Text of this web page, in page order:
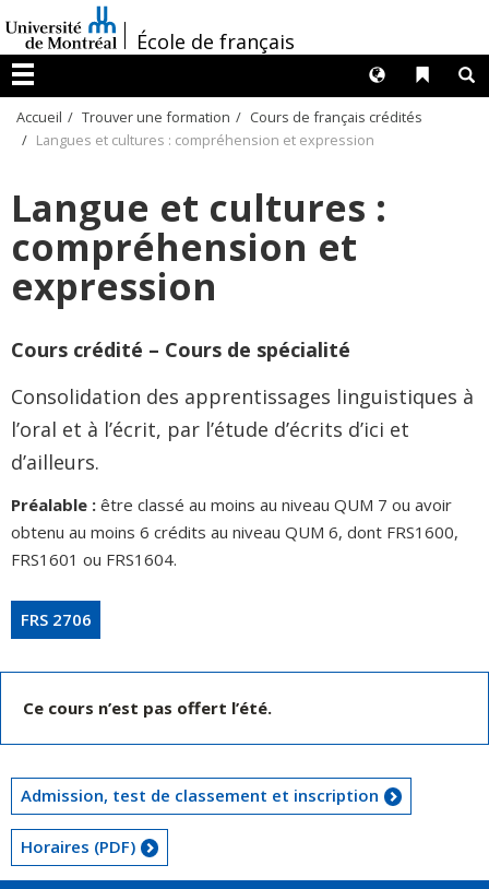
au
contenu
/École de français
Menu
Liens
Langues
Accueil Trouver une formation
Cours de français crédités
Langues et cultures : compréhension et expression
Langue et cultures :
compréhension et
expression
Cours crédité – Cours de spécialité
Consolidation des apprentissages linguistiques à
l’oral et à l’écrit, par l’étude d’écrits d’ici et
d’ailleurs.
Préalable : être classé au moins au niveau QUM 7 ou avoir
obtenu au moins 6 crédits au niveau QUM 6, dont FRS1600,
FRS1601 ou FRS1604.
FRS 2706
Ce cours n’est pas offert l’été.
Admission, test de classement et inscription
Horaires (PDF)